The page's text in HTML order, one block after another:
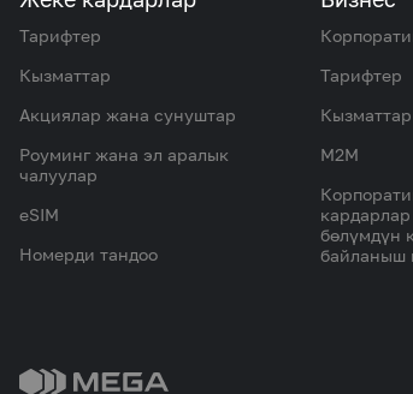
Тарифтер
Кызматтар
Акциялар жана сунуштар
Роуминг жана эл аралык
чалуулар
eSIM
Номерди тандоо
Тарифтер
Кызматтар
M2M
бөлүмдүн
байланыш